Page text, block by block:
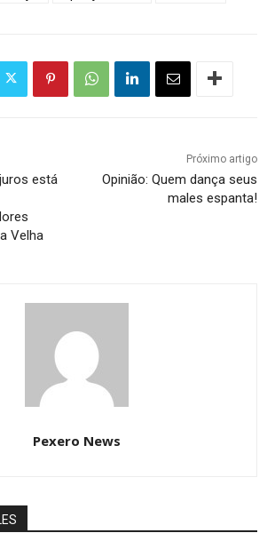
está
Velha
Próximo artigo
Opinião: Quem dança seus
males espanta!
Pexero News